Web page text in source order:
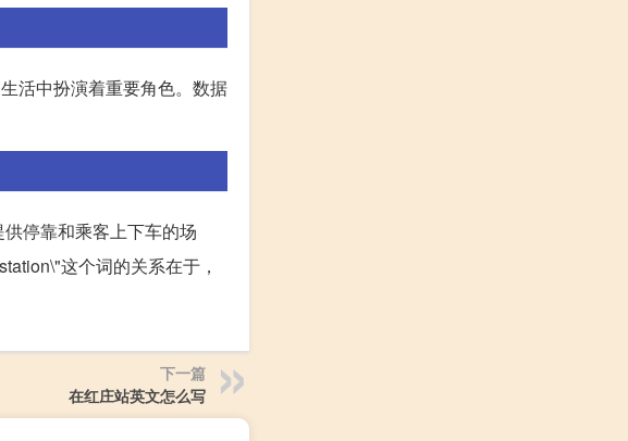
活中扮演着重要角色。数据
停靠和乘客上下车的场
这个词的关系在于，
下一篇
在红庄站英文怎么写